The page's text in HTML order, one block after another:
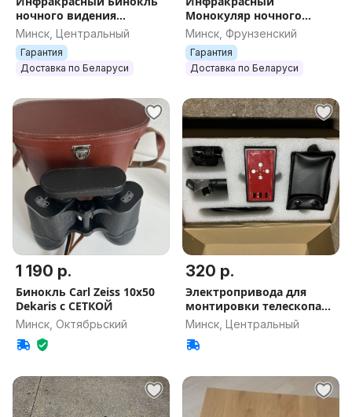
ночного видения
4K/36MP Night Vision с
записью, 5x Zoom до
200м, АКБ, для охоты
Минск, Центральный
Гарантия
Доставка по Беларуси
Монокуляр ночного
видения 4K/36MP Night
Vision с записью, 5x Zoom
до 200м, для охоты
Минск, Фрунзенский
Гарантия
Доставка по Беларуси
1 190 р.
Бинокль Carl Zeiss 10x50
Dekaris с СЕТКОЙ
Минск, Октябрьский
320 р.
Электропривода для
монтировки телескопа
eq 3-2
Минск, Центральный